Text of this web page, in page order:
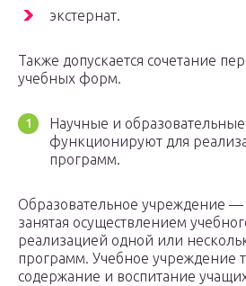
экстернат.
Также допускается сочетание
учебных форм.
Научные и
функционируют для
программ.
Образовательное учреждение —
занятая осуществлением
реализацией одной или
программ. Учебное учреждение
содержание и воспитание